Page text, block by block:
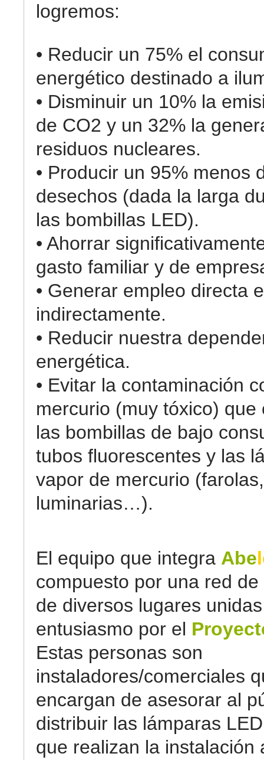
logremos:
• Reducir un 75% el
energético destinado a
• Disminuir un 10% la
de CO2 y un 32% la
residuos nucleares.
• Producir un 95% menos
desechos (dada la larga
las bombillas LED).
• Ahorrar
gasto familiar y de
• Generar empleo directa e
indirectamente.
• Reducir nuestra
energética.
• Evitar la contaminación
mercurio (muy tóxico) que
las bombillas de bajo
tubos fluorescentes y las
vapor de mercurio (farolas,
luminarias…).
El equipo que integra Abe
compuesto por una red
de diversos lugares
entusiasmo por el
Estas personas son
instaladores/comerciales
encargan de asesorar al
distribuir las lámparas
que realizan la instalación